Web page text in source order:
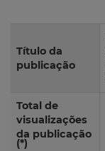
Título da
publicação
Total de
visualizações
da publicação
(*)